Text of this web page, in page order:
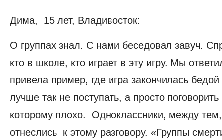
Дима, 15 лет, Владивосток:
О группах знал. С нами беседовал завуч.
кто в школе, кто играет в эту игру. Мы
привела пример, где игра закончилась
лучше так не поступать, а просто
которому плохо. Одноклассники, между
отнеслись к этому разговору. «Группы